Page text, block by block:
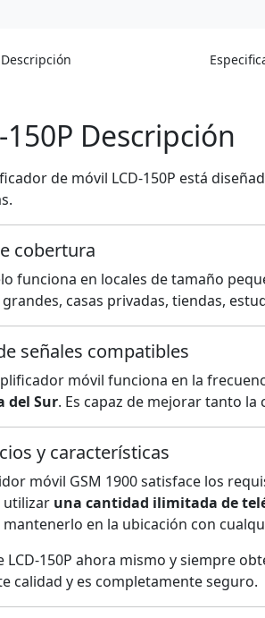
Descripción
150P Descripción
de móvil LCD-150P está
cobertura
funciona en locales de tamaño
casas privadas, tiendas,
señales compatibles
móvil funciona en la
del Sur. Es capaz de mejorar tanto
y características
móvil GSM 1900 satisface los
utilizar una cantidad ilimitada de
en la ubicación con
LCD-150P ahora mismo y siempre
calidad y es completamente seguro.